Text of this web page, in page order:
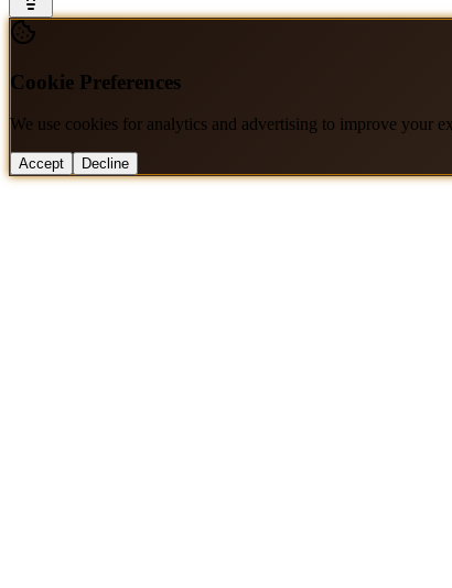
Cookie Preferences
We use cookies for analytics and advertising to improve your
Accept Decline